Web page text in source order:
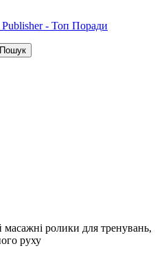
Publisher - Топ Поради
ролики для тренувань,
руху